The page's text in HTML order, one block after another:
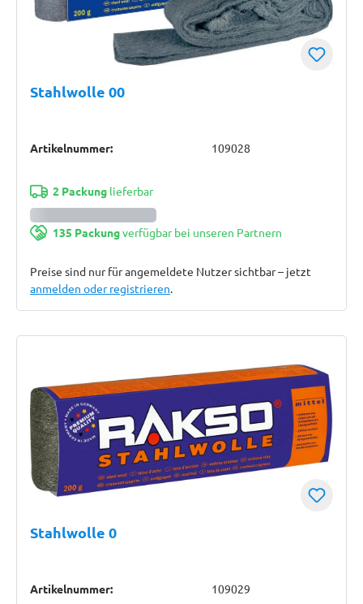
Stahlwolle 00
Artikelnummer: 109028
2 Packunglieferbar
135 Packungverfügbar bei unseren Partnern
Preise sind nur für angemeldete Nutzer sichtbar – jetzt
anmelden oder registrieren.
Stahlwolle 0
Artikelnummer: 109029